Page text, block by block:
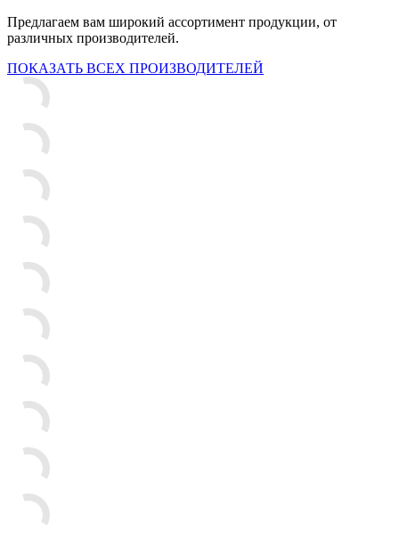
Предлагаем вам широкий ассортимент продукции, от
различных производителей.
ПОКАЗАТЬ ВСЕХ ПРОИЗВОДИТЕЛЕЙ